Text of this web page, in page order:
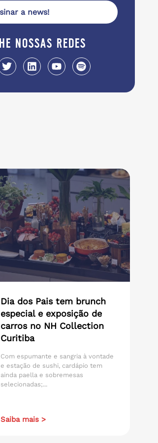
a news!
nossas redes
Dia dos Pais tem brunch
especial e exposição de
carros no NH Collection
Curitiba
Com espumante e sangria à vontade
e estação de sushi, cardápio tem
ainda paella e sobremesas
selecionadas;...
Saiba mais >